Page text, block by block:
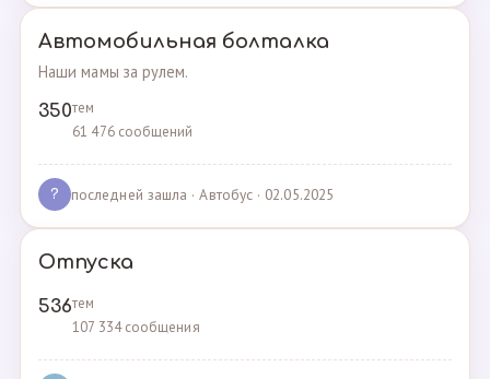
Автомобильная болталка
Наши мамы за рулем.
350тем
61 476 сообщений
? последней зашла · Автобус · 02.05.2025
Отпуска
536тем
107 334 сообщения